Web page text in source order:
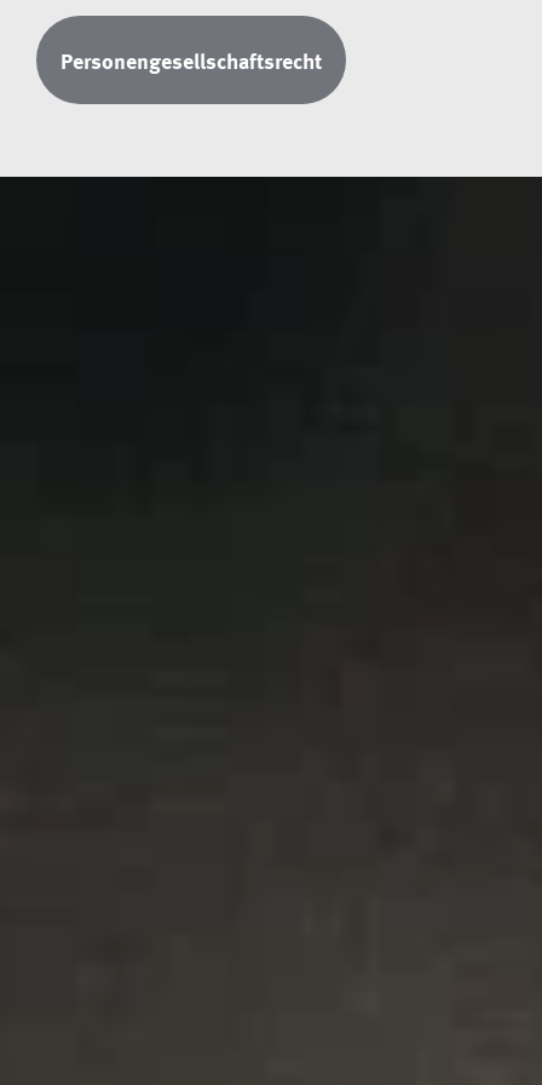
Personengesellschaftsrecht